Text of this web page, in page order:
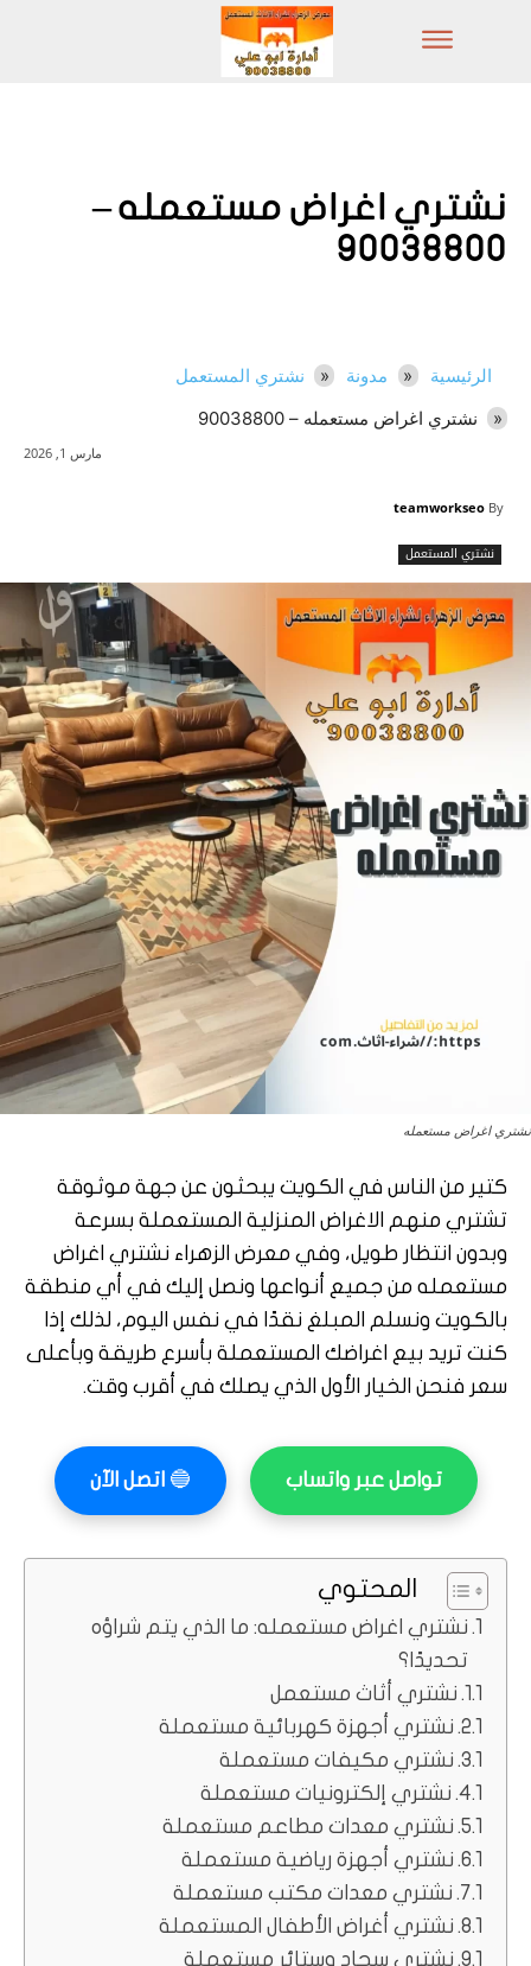
نشتري اغراض مستعمله –
90038800
الرئيسية مدونة
نشتري المستعمل
نشتري اغراض مستعمله – 90038800
مارس 1, 2026
By
teamworkseo
نشتري المستعمل
نشتري اغراض مستعمله
كتير من الناس في الكويت يبحثون عن جهة موثوقة
تشتري منهم الاغراض المنزلية المستعملة بسرعة
وبدون انتظار طويل، وفي معرض الزهراء نشتري اغراض
مستعمله من جميع أنواعها ونصل إليك في أي منطقة
بالكويت ونسلم المبلغ نقدًا في نفس اليوم، لذلك إذا
كنت تريد بيع اغراضك المستعملة بأسرع طريقة وبأعلى
سعر فنحن الخيار الأول الذي يصلك في أقرب وقت.
تواصل عبر واتساب 🔵اتصل الآن
المحتوي
نشتري اغراض مستعمله: ما الذي يتم شراؤه
تحديدًا؟
نشتري أثاث مستعمل
نشتري أجهزة كهربائية مستعملة
نشتري مكيفات مستعملة
نشتري إلكترونيات مستعملة
نشتري معدات مطاعم مستعملة
نشتري أجهزة رياضية مستعملة
نشتري معدات مكتب مستعملة
نشتري أغراض الأطفال المستعملة
نشتري سجاد وستائر مستعملة